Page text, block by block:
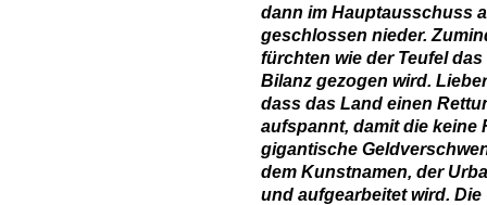
dann im Hauptausschuss
geschlossen nieder.
fürchten wie der Teufel
Bilanz gezogen wird.
dass das Land einen
aufspannt, damit die keine
gigantische
dem Kunstnamen, der
und aufgearbeitet wird.